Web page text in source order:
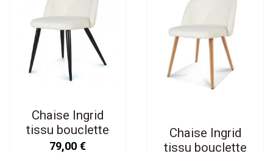
Chaise Ingrid
tissu bouclette
naturelle
79,00 €
Chaise Ingrid
tissu bouclette